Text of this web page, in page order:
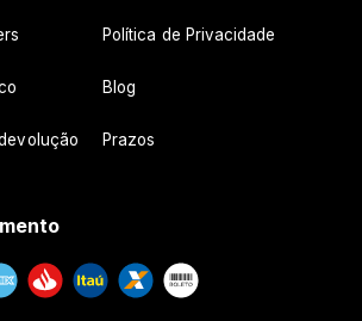
Política de Privacidade
Blog
Prazos